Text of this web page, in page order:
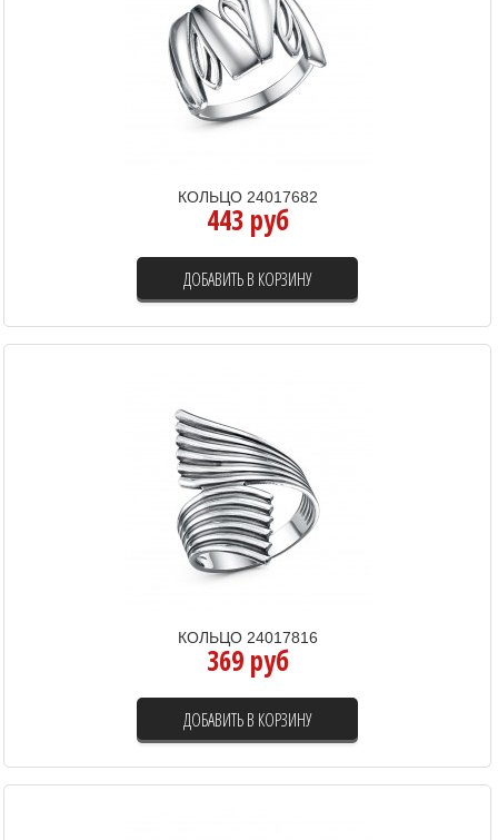
КОЛЬЦО 24017682
443 руб
ДОБАВИТЬ В КОРЗИНУ
КОЛЬЦО 24017816
369 руб
ДОБАВИТЬ В КОРЗИНУ